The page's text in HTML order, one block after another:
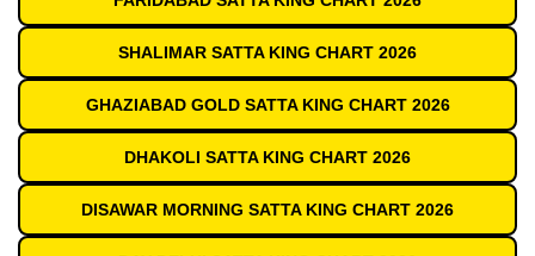
SHALIMAR SATTA KING CHART 2026
GHAZIABAD GOLD SATTA KING CHART 2026
DHAKOLI SATTA KING CHART 2026
DISAWAR MORNING SATTA KING CHART 2026